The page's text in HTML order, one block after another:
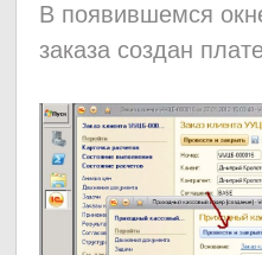
В появившемся
заказа создан